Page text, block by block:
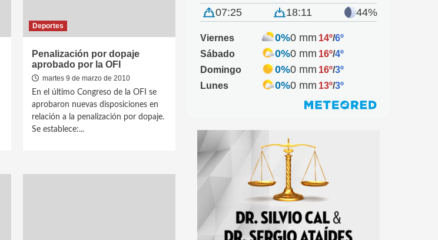
Deportes
Penalización por dopaje
aprobado por la OFI
martes 9 de marzo de 2010
En el último Congreso de la OFI se
aprobaron nuevas disposiciones en
relación a la penalización por dopaje.
Se establece:...
07:25 18:11 44%
Viernes 0%0 mm 14º/6º
Sábado
0%0 mm 16º/4º
Domingo
0%0 mm 16º/3º
Lunes
0%0 mm 13º/3º